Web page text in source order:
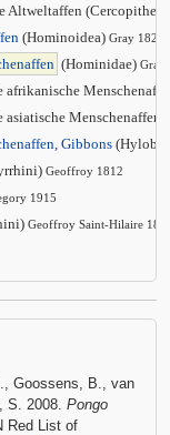
Altweltaffen
(Hominoidea) Gray 1825
(Hominidae) Gray
afrikanische
asiatische Menschenaffen
Gibbons
Geoffroy 1812
1915
Geoffroy Saint-Hilaire
Goossens, B., van
S. 2008. Pongo
Red List of